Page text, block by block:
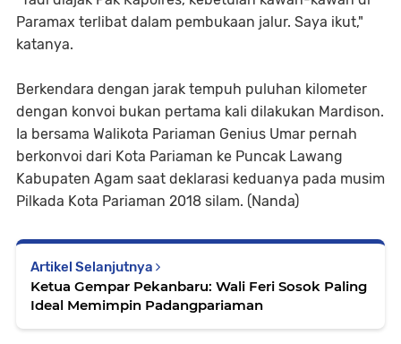
Paramax terlibat dalam pembukaan jalur. Saya ikut,"
katanya.
Berkendara dengan jarak tempuh puluhan kilometer
dengan konvoi bukan pertama kali dilakukan Mardison.
Ia bersama Walikota Pariaman Genius Umar pernah
berkonvoi dari Kota Pariaman ke Puncak Lawang
Kabupaten Agam saat deklarasi keduanya pada musim
Pilkada Kota Pariaman 2018 silam. (Nanda)
Artikel Selanjutnya
Ketua Gempar Pekanbaru: Wali Feri Sosok Paling
Ideal Memimpin Padangpariaman